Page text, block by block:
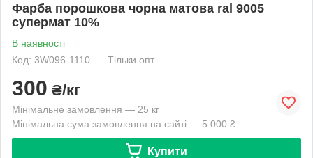
Фарба порошкова чорна матова ral 9005
супермат 10%
В наявності
Код: 3W096-1110
Тільки опт
300 ₴/кг
Мінімальне замовлення — 25 кг
Мінімальна сума замовлення на сайті — 5 000 ₴
Купити